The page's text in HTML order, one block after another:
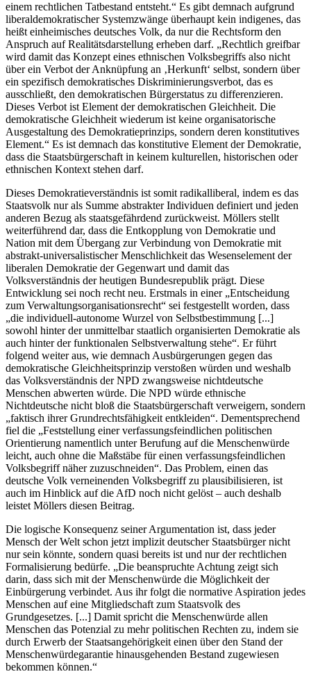
einem rechtlichen Tatbestand entsteht.“ Es gibt demnach aufgrund
liberaldemokratischer Systemzwänge überhaupt kein indigenes, das
heißt einheimisches deutsches Volk, da nur die Rechtsform den
Anspruch auf Realitätsdarstellung erheben darf. „Rechtlich greifbar
wird damit das Konzept eines ethnischen Volksbegriffs also nicht
über ein Verbot der Anknüpfung an ‚Herkunft‘ selbst, sondern über
ein spezifisch demokratisches Diskriminierungsverbot, das es
ausschließt, den demokratischen Bürgerstatus zu differenzieren.
Dieses Verbot ist Element der demokratischen Gleichheit. Die
demokratische Gleichheit wiederum ist keine organisatorische
Ausgestaltung des Demokratieprinzips, sondern deren konstitutives
Element.“ Es ist demnach das konstitutive Element der Demokratie,
dass die Staatsbürgerschaft in keinem kulturellen, historischen oder
ethnischen Kontext stehen darf.
Dieses Demokratieverständnis ist somit radikalliberal, indem es das
Staatsvolk nur als Summe abstrakter Individuen definiert und jeden
anderen Bezug als staatsgefährdend zurückweist. Möllers stellt
weiterführend dar, dass die Entkopplung von Demokratie und
Nation mit dem Übergang zur Verbindung von Demokratie mit
abstrakt-universalistischer Menschlichkeit das Wesenselement der
liberalen Demokratie der Gegenwart und damit das
Volksverständnis der heutigen Bundesrepublik prägt. Diese
Entwicklung sei noch recht neu. Erstmals in einer „Entscheidung
zum Verwaltungsorganisationsrecht“ sei festgestellt worden, dass
„die individuell-autonome Wurzel von Selbstbestimmung [...]
sowohl hinter der unmittelbar staatlich organisierten Demokratie als
auch hinter der funktionalen Selbstverwaltung stehe“. Er führt
folgend weiter aus, wie demnach Ausbürgerungen gegen das
demokratische Gleichheitsprinzip verstoßen würden und weshalb
das Volksverständnis der NPD zwangsweise nichtdeutsche
Menschen abwerten würde. Die NPD würde ethnische
Nichtdeutsche nicht bloß die Staatsbürgerschaft verweigern, sondern
„faktisch ihrer Grundrechtsfähigkeit entkleiden“. Dementsprechend
fiel die „Feststellung einer verfassungsfeindlichen politischen
Orientierung namentlich unter Berufung auf die Menschenwürde
leicht, auch ohne die Maßstäbe für einen verfassungsfeindlichen
Volksbegriff näher zuzuschneiden“. Das Problem, einen das
deutsche Volk verneinenden Volksbegriff zu plausibilisieren, ist
auch im Hinblick auf die AfD noch nicht gelöst – auch deshalb
leistet Möllers diesen Beitrag.
Die logische Konsequenz seiner Argumentation ist, dass jeder
Mensch der Welt schon jetzt implizit deutscher Staatsbürger nicht
nur sein könnte, sondern quasi bereits ist und nur der rechtlichen
Formalisierung bedürfe. „Die beanspruchte Achtung zeigt sich
darin, dass sich mit der Menschenwürde die Möglichkeit der
Einbürgerung verbindet. Aus ihr folgt die normative Aspiration jedes
Menschen auf eine Mitgliedschaft zum Staatsvolk des
Grundgesetzes. [...] Damit spricht die Menschenwürde allen
Menschen das Potenzial zu mehr politischen Rechten zu, indem sie
durch Erwerb der Staatsangehörigkeit einen über den Stand der
Menschenwürdegarantie hinausgehenden Bestand zugewiesen
bekommen können.“